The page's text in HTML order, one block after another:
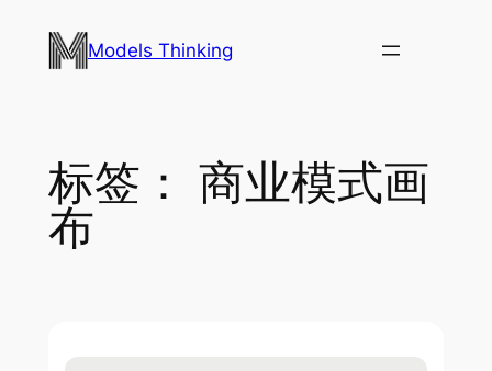
Models Thinking
标签： 商业模式画
布